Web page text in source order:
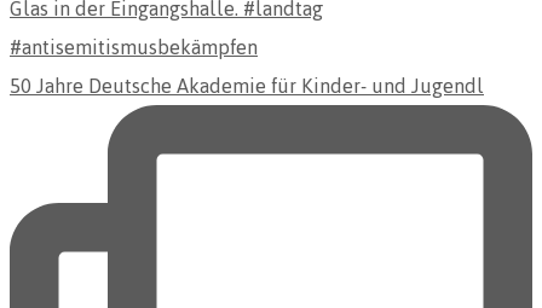
50 Jahre Deutsche Akademie für Kinder- und Jugendl